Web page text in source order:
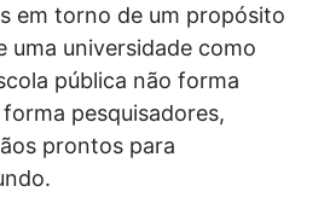
em torno de um propósito
uma universidade como
pública não forma
pesquisadores,
prontos para